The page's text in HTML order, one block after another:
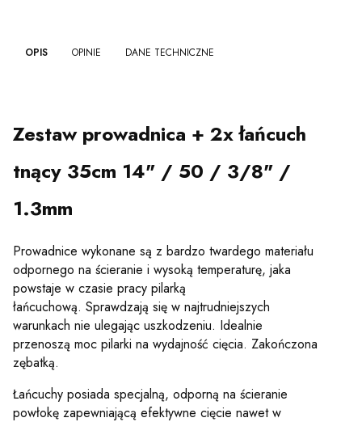
OPIS OPINIE DANE TECHNICZNE
Zestaw prowadnica + 2x łańcuch
tnący 35cm 14" / 50 / 3/8" /
1.3mm
Prowadnice wykonane są z bardzo twardego materiału
odpornego na ścieranie i wysoką temperaturę, jaka
powstaje w czasie pracy pilarką
łańcuchową. Sprawdzają się w najtrudniejszych
warunkach nie ulegając uszkodzeniu. Idealnie
przenoszą moc pilarki na wydajność cięcia. Zakończona
zębatką.
Łańcuchy posiada specjalną, odporną na ścieranie
powłokę zapewniającą efektywne cięcie nawet w